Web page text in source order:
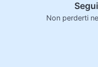
Non perderti